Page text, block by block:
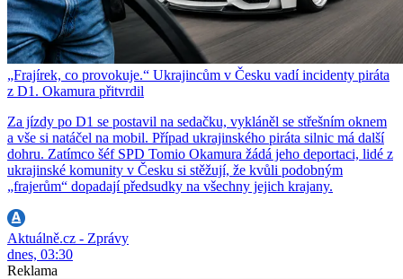
„Frajírek, co provokuje.“ Ukrajincům v Česku vadí incidenty piráta
z D1. Okamura přitvrdil
Za jízdy po D1 se postavil na sedačku, vykláněl se střešním oknem
a vše si natáčel na mobil. Případ ukrajinského piráta silnic má další
dohru. Zatímco šéf SPD Tomio Okamura žádá jeho deportaci, lidé z
ukrajinské komunity v Česku si stěžují, že kvůli podobným
„frajerům“ dopadají předsudky na všechny jejich krajany.
Aktuálně.cz - Zprávy
dnes, 03:30
Reklama